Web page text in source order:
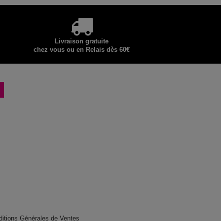
Livraison gratuite
chez vous ou en Relais dès 60€
Générales de Ventes